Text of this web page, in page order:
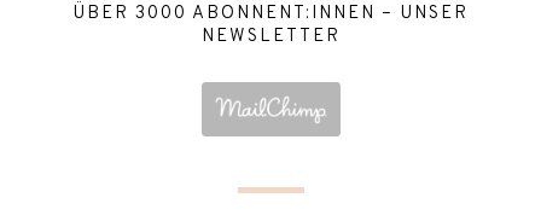
ÜBER 3000 ABONNENT:INNEN – UNSER
NEWSLETTER